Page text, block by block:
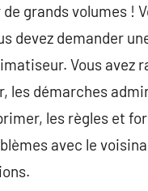
grands volumes !
devez demander
Vous avez
les démarches
les règles et
avec le